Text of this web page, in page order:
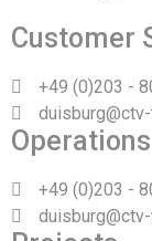
Customer
+49 (0)203 -
Operations
+49 (0)203 -